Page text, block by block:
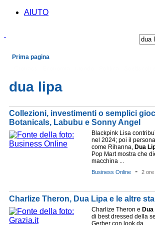
AIUTO
Prima pagina
dua lipa
Collezioni, investimenti o semplici
Botanicals, Labubu e Sonny Angel
Blackpink Lisa
nel 2024; poi il
come Rihanna, Dua
Pop Mart mostra che
macchina ...
Business Online - 2 ore
Charlize Theron, Dua Lipa e le altre
Charlize Theron e Dua
di best dressed della
Gerber con look da ...